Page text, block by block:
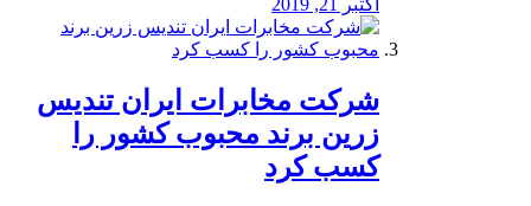
اکتبر 21, 2019
شرکت مخابرات ایران تندیس
زرین برند محبوب کشور را
کسب کرد